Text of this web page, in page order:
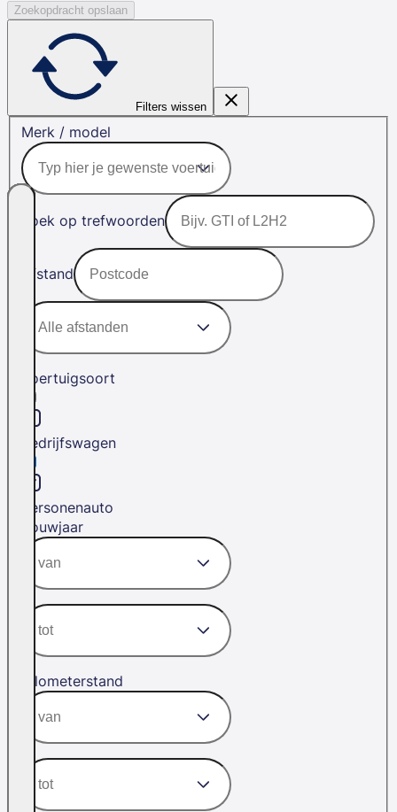
Zoekopdracht opslaan
Filters wissen
Merk / model
Zoek op trefwoorden
Afstand
Voertuigsoort
Bedrijfswagen
Personenauto
Bouwjaar
Kilometerstand